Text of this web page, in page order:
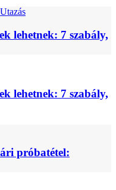
Utazás
lehetnek: 7 szabály,
lehetnek: 7 szabály,
próbatétel: